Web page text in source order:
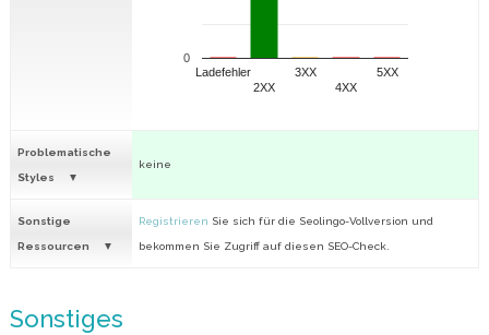
Ladefehler
2XX
3XX
4XX
5XX
0
Problematische
Styles
keine
Sonstige
Ressourcen
Registrieren Sie sich für die Seolingo-Vollversion und
bekommen Sie Zugriff auf diesen SEO-Check.
Sonstiges